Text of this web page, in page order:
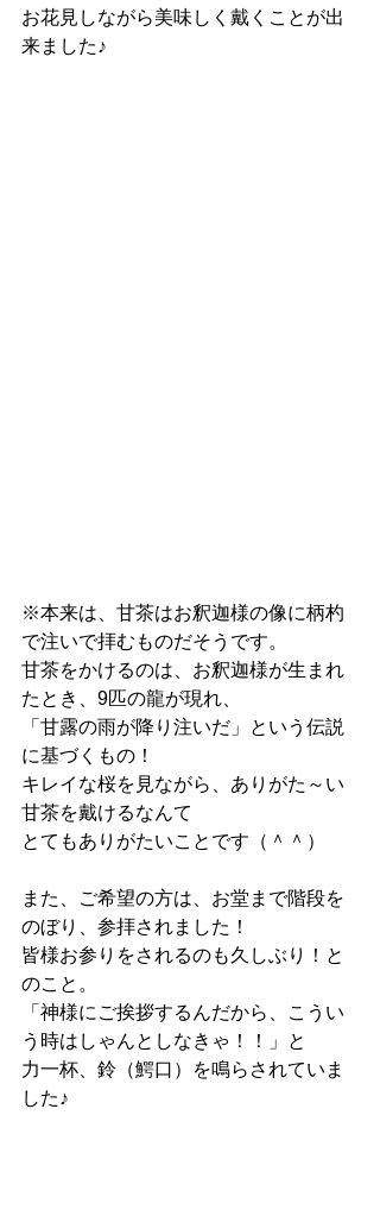
お花見しながら美味しく戴くことが出
来ました♪
※本来は、甘茶はお釈迦様の像に柄杓
で注いで拝むものだそうです。
甘茶をかけるのは、お釈迦様が生まれ
たとき、9匹の龍が現れ、
「甘露の雨が降り注いだ」という伝説
に基づくもの！
キレイな桜を見ながら、ありがた～い
甘茶を戴けるなんて
とてもありがたいことです（＾＾）
また、ご希望の方は、お堂まで階段を
のぼり、参拝されました！
皆様お参りをされるのも久しぶり！と
のこと。
「神様にご挨拶するんだから、こうい
う時はしゃんとしなきゃ！！」と
力一杯、鈴（鰐口）を鳴らされていま
した♪